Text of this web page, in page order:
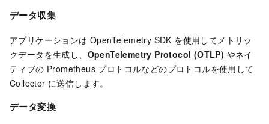
データ収集
アプリケーションは OpenTelemetry SDK を使用してメトリッ
クデータを生成し、 OpenTelemetry Protocol (OTLP) やネイ
ティブの Prometheus プロトコルなどのプロトコルを使用して
Collector に送信します。
データ変換